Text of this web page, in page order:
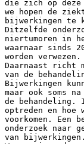
die zich op deze
we hopen de
bijwerkingen te
Ditzelfde
niertumoren in
waarnaar sinds
worden verwezen.
Daarnaast richt
van de
Bijwerkingen
maar ook soms
de behandeling.
optreden en hoe
voorkomen.
onderzoek naar
van bijwerkingen.